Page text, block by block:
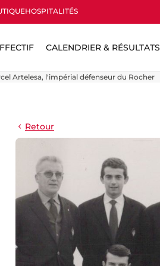
HOSPITALITÉS
CALENDRIER & RÉSULTATS
Artelesa, l'impérial défenseur du Rocher
Retour